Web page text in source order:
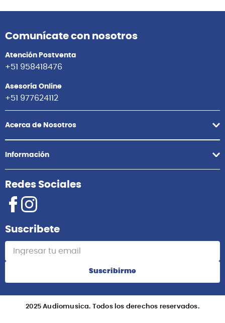
Comunícate con nosotros
Atención Postventa
+51 958418476
Asesoría Online
+51 977624112
Acerca de Nosotros
Información
Redes Sociales
Suscribete
Suscribirme
2025 Audiomusica. Todos los derechos reservados.